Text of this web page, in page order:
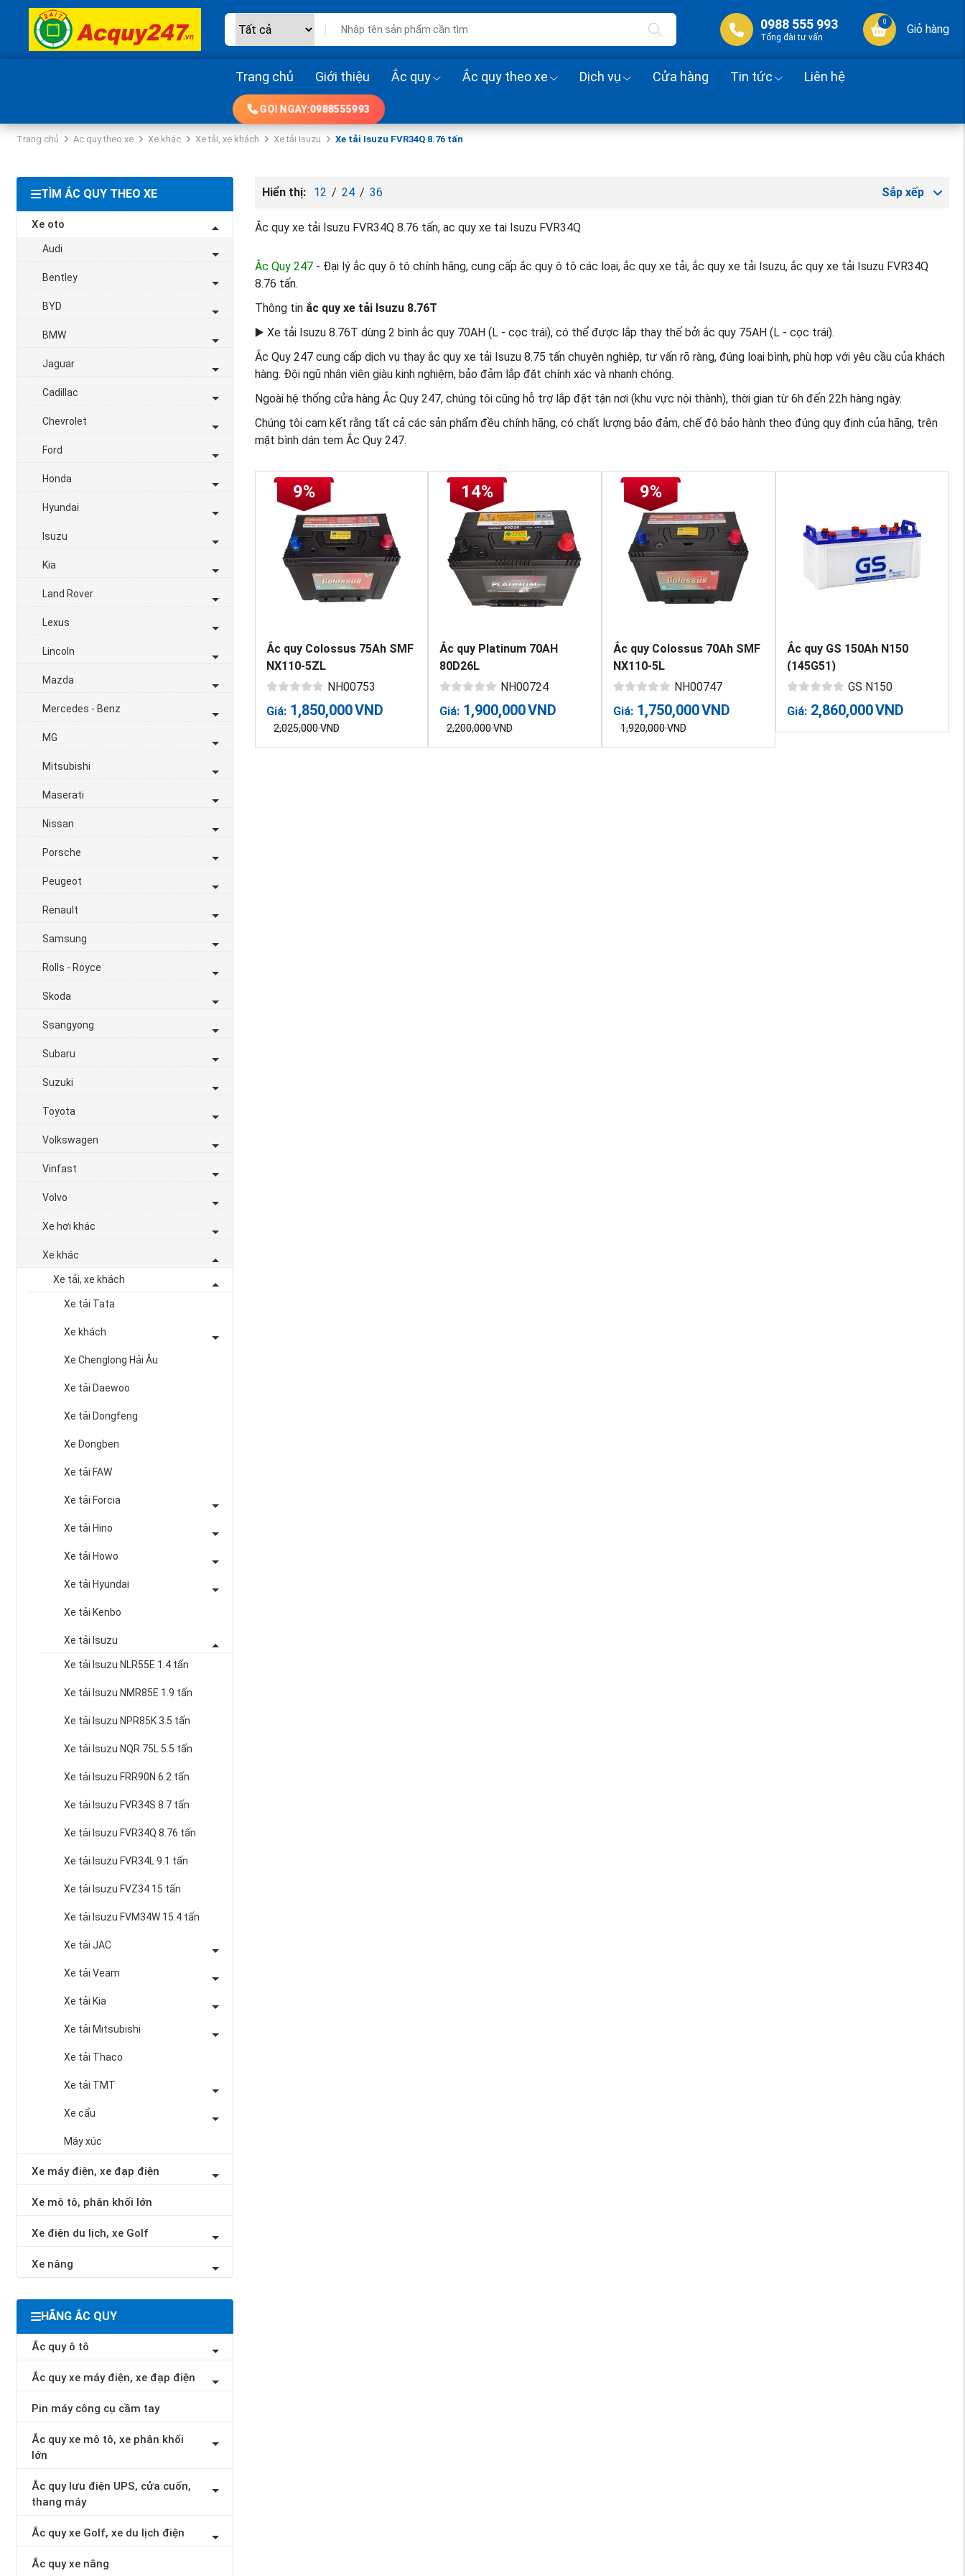
0988 555 993
Tổng đài tư vấn
0
Giỏ hàng
Trang chủ Giới thiệu Ắc quy Ắc quy theo xe Dịch vụ Cửa hàng Tin tức Liên hệ
GỌI NGAY:0988555993
Trang chủ Ac quy theo xe Xe khác Xe tải, xe khách Xe tải Isuzu Xe tải Isuzu FVR34Q 8.76 tấn
TÌM ẮC QUY THEO XE
Xe oto
Audi
Bentley
BYD
BMW
Jaguar
Cadillac
Chevrolet
Ford
Honda
Hyundai
Isuzu
Kia
Land Rover
Lexus
Lincoln
Mazda
Mercedes - Benz
MG
Mitsubishi
Maserati
Nissan
Porsche
Peugeot
Renault
Samsung
Rolls - Royce
Skoda
Ssangyong
Subaru
Suzuki
Toyota
Volkswagen
Vinfast
Volvo
Xe hơi khác
Xe khác
Xe tải, xe khách
Xe tải Tata
Xe khách
Xe Chenglong Hải Âu
Xe tải Daewoo
Xe tải Dongfeng
Xe Dongben
Xe tải FAW
Xe tải Forcia
Xe tải Hino
Xe tải Howo
Xe tải Hyundai
Xe tải Kenbo
Xe tải Isuzu
Xe tải Isuzu NLR55E 1.4 tấn
Xe tải Isuzu NMR85E 1.9 tấn
Xe tải Isuzu NPR85K 3.5 tấn
Xe tải Isuzu NQR 75L 5.5 tấn
Xe tải Isuzu FRR90N 6.2 tấn
Xe tải Isuzu FVR34S 8.7 tấn
Xe tải Isuzu FVR34Q 8.76 tấn
Xe tải Isuzu FVR34L 9.1 tấn
Xe tải Isuzu FVZ34 15 tấn
Xe tải Isuzu FVM34W 15.4 tấn
Xe tải JAC
Xe tải Veam
Xe tải Kia
Xe tải Mitsubishi
Xe tải Thaco
Xe tải TMT
Xe cẩu
Máy xúc
Xe máy điện, xe đạp điện
Xe mô tô, phân khối lớn
Xe điện du lịch, xe Golf
Xe nâng
HÃNG ẮC QUY
Ắc quy ô tô
Ắc quy xe máy điện, xe đạp điện
Pin máy công cụ cầm tay
Ắc quy xe mô tô, xe phân khối
lớn
Ắc quy lưu điện UPS, cửa cuốn,
thang máy
Ắc quy xe Golf, xe du lịch điện
Ắc quy xe nâng
Hiển thị: 12 / 24 / 36 Sắp xếp
Ắc quy xe tải Isuzu FVR34Q 8.76 tấn, ac quy xe tai Isuzu FVR34Q
Ắc Quy 247- Đại lý ắc quy ô tô chính hãng, cung cấp ắc quy ô tô các loại, ắc quy xe tải, ắc quy xe tải Isuzu, ắc quy xe tải Isuzu FVR34Q
8.76 tấn.
Thông tin ắc quy xe tải Isuzu 8.76T
▶️ Xe tải Isuzu 8.76T dùng 2 bình ắc quy 70AH (L - cọc trái), có thể được lắp thay thế bởi ắc quy 75AH (L - cọc trái).
Ắc Quy 247 cung cấp dịch vụ thay ắc quy xe tải Isuzu 8.75 tấn chuyên nghiệp, tư vấn rõ ràng, đúng loại bình, phù hợp với yêu cầu của khách
hàng. Đội ngũ nhân viên giàu kinh nghiệm, bảo đảm lắp đặt chính xác và nhanh chóng.
Ngoài hệ thống cửa hàng Ắc Quy 247, chúng tôi cũng hỗ trợ lắp đặt tận nơi (khu vực nội thành), thời gian từ 6h đến 22h hàng ngày.
Chúng tôi cam kết rằng tất cả các sản phẩm đều chính hãng, có chất lượng bảo đảm, chế độ bảo hành theo đúng quy định của hãng, trên
mặt bình dán tem Ắc Quy 247.
9%
Ắc quy Colossus 75Ah SMF
NX110-5ZL
NH00753
Giá: 1,850,000VND
2,025,000VND
14%
Ắc quy Platinum 70AH
80D26L
NH00724
Giá: 1,900,000VND
2,200,000VND
9%
Ắc quy Colossus 70Ah SMF
NX110-5L
NH00747
Giá: 1,750,000VND
1,920,000VND
Ắc quy GS 150Ah N150
(145G51)
GS N150
Giá: 2,860,000VND